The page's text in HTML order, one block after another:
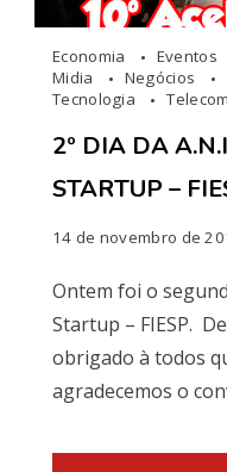
Economia Eventos
Midia
Negócios
Tecnologia
2º DIA DA
STARTUP –
14 de novembro de
Ontem foi o
Startup – FIESP.
obrigado à todos
agradecemos o